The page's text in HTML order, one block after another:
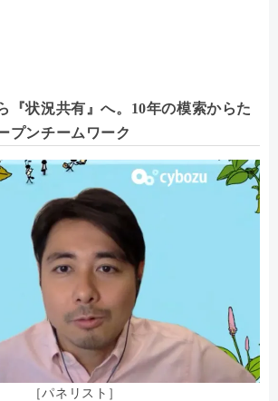
『状況共有』へ。10年の模索からた
プンチームワーク
［パネリスト］